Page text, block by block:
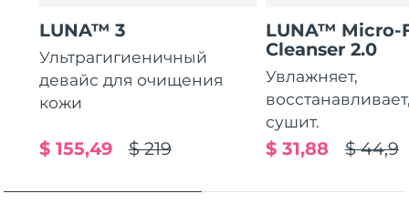
LUNA™ 3
Ультрагигиеничный
девайс для очищения
кожи
$ 219
$ 155,49
LUNA™ Micro-
Cleanser 2.0
Увлажняет,
сушит.
$ 44,9
$ 31,88